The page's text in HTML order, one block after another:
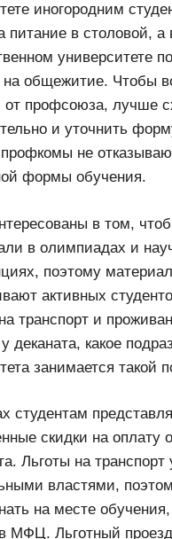
иногородним
питание в столовой, а
университете
на общежитие. Чтобы
профсоюза, лучше
и уточнить
не
формы обучения.
в том,
в олимпиадах и
поэтому
активных
транспорт и
деканата, какое
занимается такой
студентам
скидки на оплату
Льготы на
властями,
на месте
МФЦ. Льготный